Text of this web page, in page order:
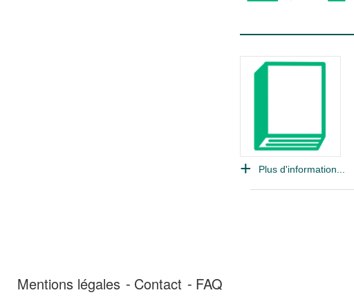
Plus d'information...
Mentions légales Contact FAQ